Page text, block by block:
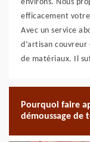
environs. Nous
efficacement
Avec un service
d’artisan
de matériaux. Il
Pourquoi faire
démoussage de